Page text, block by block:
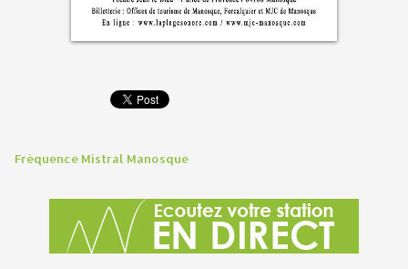
Fréquence Mistral Manosque